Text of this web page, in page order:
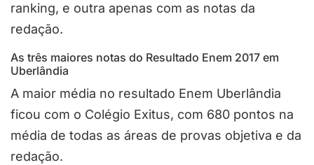
ranking, e outra apenas com as notas da
redação.
As três maiores notas do Resultado Enem 2017 em
Uberlândia
A maior média no resultado Enem Uberlândia
ficou com o Colégio Exitus, com 680 pontos na
média de todas as áreas de provas objetiva e da
redação.